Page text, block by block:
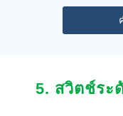
5. สวิตช์ระ